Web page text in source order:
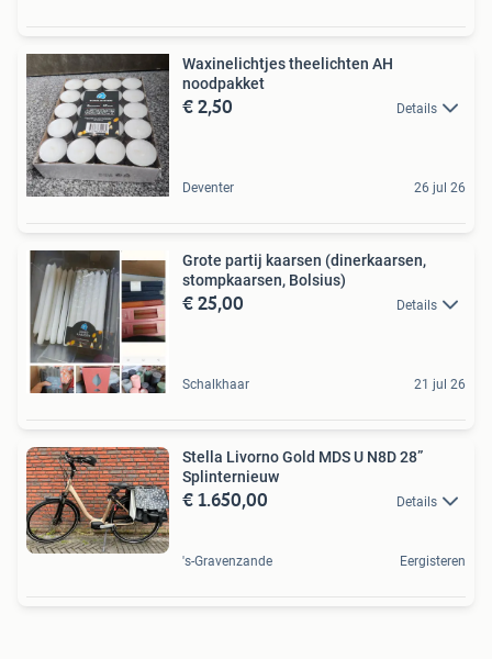
Waxinelichtjes theelichten AH
noodpakket
€ 2,50 Details
Deventer 26 jul 26
Grote partij kaarsen (dinerkaarsen,
stompkaarsen, Bolsius)
€ 25,00 Details
Schalkhaar 21 jul 26
Stella Livorno Gold MDS U N8D 28”
Splinternieuw
€ 1.650,00 Details
's-Gravenzande Eergisteren